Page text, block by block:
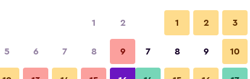
barata de precio por noche
Total noche
Habitación
1 2
5 6 7 8 9
1 2 3
7 8 9 10